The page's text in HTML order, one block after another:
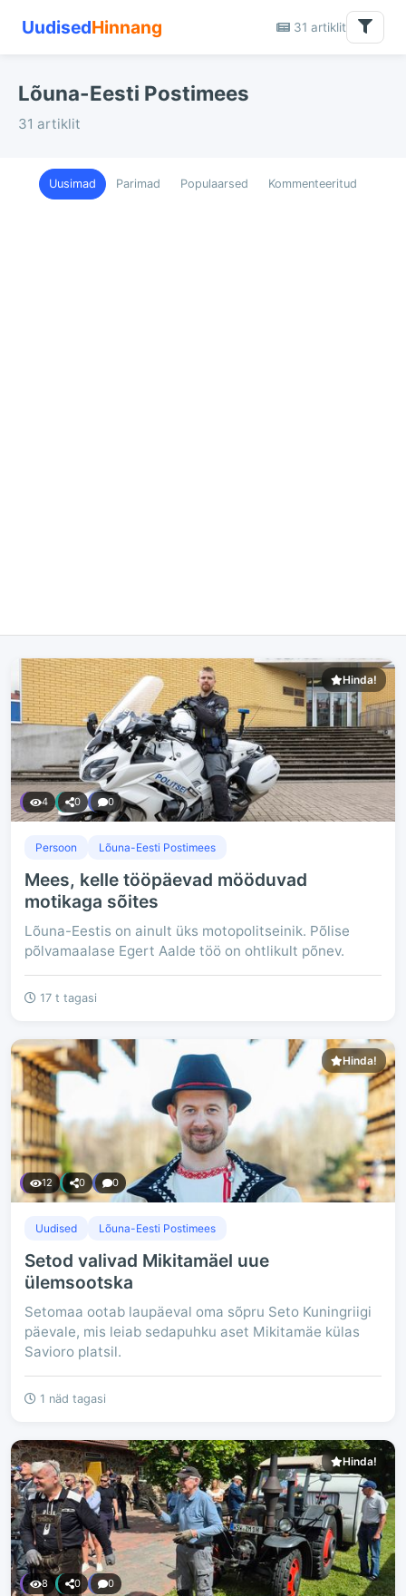
UudisedHinnang 31 artiklit
Lõuna-Eesti Postimees
31 artiklit
Uusimad Parimad Populaarsed Kommenteeritud
Hinda!
4 0 0
Persoon Lõuna-Eesti Postimees
Mees, kelle tööpäevad mööduvad
motikaga sõites
Lõuna-Eestis on ainult üks motopolitseinik. Põlise
põlvamaalase Egert Aalde töö on ohtlikult põnev.
17 t tagasi
Hinda!
12 0 0
Uudised Lõuna-Eesti Postimees
Setod valivad Mikitamäel uue
ülemsootska
Setomaa ootab laupäeval oma sõpru Seto Kuningriigi
päevale, mis leiab sedapuhku aset Mikitamäe külas
Savioro platsil.
1 näd tagasi
Hinda!
8 0 0